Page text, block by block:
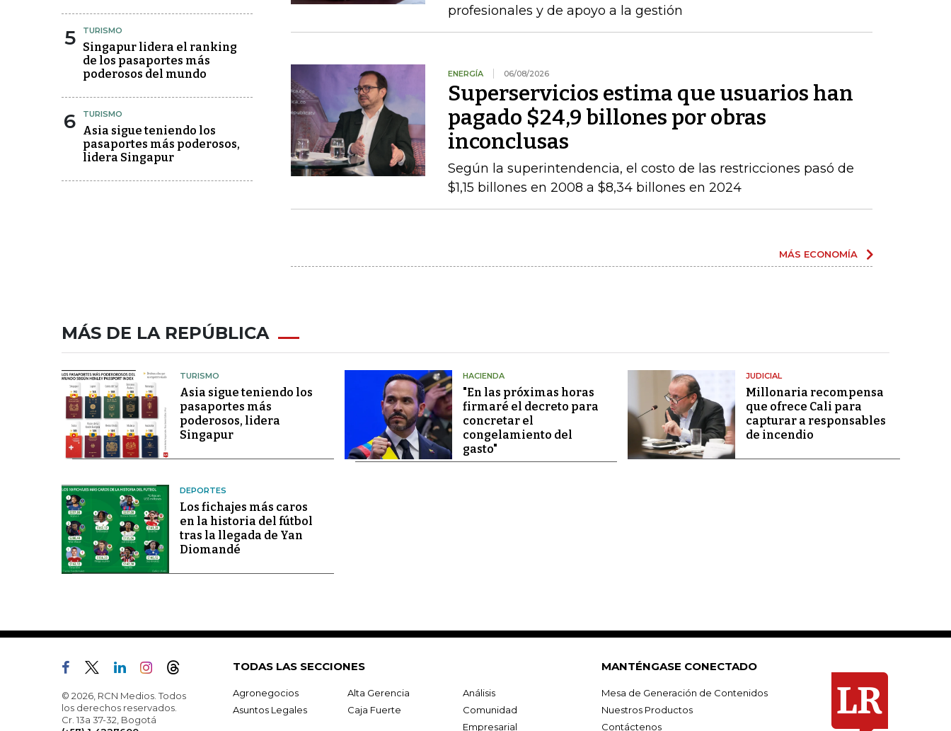
5 TURISMO
Singapur lidera el ranking
de los pasaportes más
poderosos del mundo
6 TURISMO
Asia sigue teniendo los
pasaportes más poderosos,
lidera Singapur
profesionales y de apoyo a la gestión
ENERGÍA 06/08/2026
Superservicios estima que usuarios han
pagado $24,9 billones por obras
inconclusas
Según la superintendencia, el costo de las restricciones pasó de
$1,15 billones en 2008 a $8,34 billones en 2024
MÁS ECONOMÍA
MÁS DE LA REPÚBLICA
TURISMO
Asia sigue teniendo los
pasaportes más
poderosos, lidera
Singapur
HACIENDA
"En las próximas horas
firmaré el decreto para
concretar el
congelamiento del
gasto"
JUDICIAL
Millonaria recompensa
que ofrece Cali para
capturar a responsables
de incendio
DEPORTES
Los fichajes más caros
en la historia del fútbol
tras la llegada de Yan
Diomandé
© 2026, RCN Medios. Todos
los derechos reservados.
Cr. 13a 37-32, Bogotá
TODAS LAS SECCIONES
Agronegocios Alta Gerencia
Análisis
Asuntos Legales
Caja Fuerte
Comunidad
Empresarial
MANTÉNGASE CONECTADO
Mesa de Generación de Contenidos
Nuestros Productos
Contáctenos